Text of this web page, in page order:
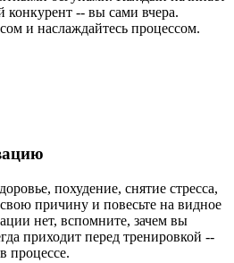
-- вы сами вчера.
и наслаждайтесь процессом.
похудение, снятие стресса,
причину и повесьте на видное
нет, вспомните, зачем вы
приходит перед тренировкой --
процессе.